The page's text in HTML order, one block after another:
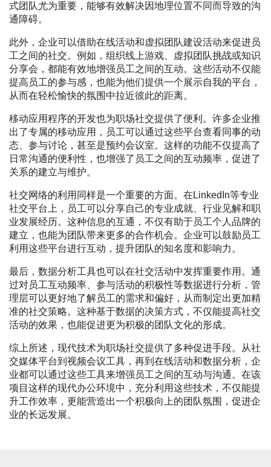
式团队尤为重要，能够有效解决因地理位置不同而导致的沟
通障碍。
此外，企业可以借助在线活动和虚拟团队建设活动来促进员
工之间的社交。例如，组织线上游戏、虚拟团队挑战或知识
分享会，都能有效地增强员工之间的互动。这些活动不仅能
提高员工的参与感，也能为他们提供一个展示自我的平台，
从而在轻松愉快的氛围中拉近彼此的距离。
移动应用程序的开发也为职场社交提供了便利。许多企业推
出了专属的移动应用，员工可以通过这些平台查看同事的动
态、参与讨论，甚至是预约会议室。这样的功能不仅提高了
日常沟通的便利性，也增强了员工之间的互动频率，促进了
关系的建立与维护。
社交网络的利用同样是一个重要的方面。在LinkedIn等专业
社交平台上，员工可以分享自己的专业成就、行业见解和职
业发展经历。这种信息的互通，不仅有助于员工个人品牌的
建立，也能为团队带来更多的合作机会。企业可以鼓励员工
利用这些平台进行互动，提升团队的知名度和影响力。
最后，数据分析工具也可以在社交活动中发挥重要作用。通
过对员工互动频率、参与活动的积极性等数据进行分析，管
理层可以更好地了解员工的需求和偏好，从而制定出更加精
准的社交策略。这种基于数据的决策方式，不仅能提高社交
活动的效果，也能促进更为积极的团队文化的形成。
综上所述，现代技术为职场社交提供了多种促进手段。从社
交媒体平台到视频会议工具，再到在线活动和数据分析，企
业都可以通过这些工具来增强员工之间的互动与沟通。在该
项目这样的现代办公环境中，充分利用这些技术，不仅能提
升工作效率，更能营造出一个积极向上的团队氛围，促进企
业的长远发展。